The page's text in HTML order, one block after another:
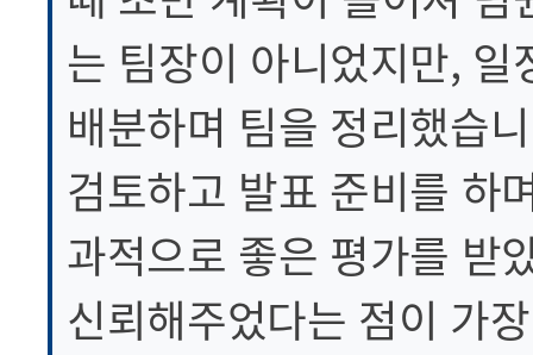
는 팀장이 아니었지만,
배분하며 팀을 정리했습
검토하고 발표 준비를 하
과적으로 좋은 평가를 받
신뢰해주었다는 점이 가